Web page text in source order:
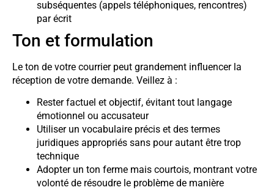
subséquentes (appels téléphoniques, rencontres)
par écrit
Ton et formulation
Le ton de votre courrier peut grandement influencer la
réception de votre demande. Veillez à :
Rester factuel et objectif, évitant tout langage
émotionnel ou accusateur
Utiliser un vocabulaire précis et des termes
juridiques appropriés sans pour autant être trop
technique
Adopter un ton ferme mais courtois, montrant votre
volonté de résoudre le problème de manière